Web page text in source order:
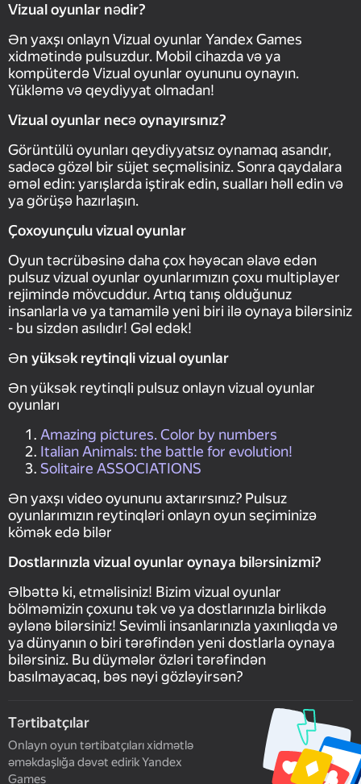
Vizual oyunlar nədir?
Ən yaxşı onlayn Vizual oyunlar Yandex Games
xidmətində pulsuzdur. Mobil cihazda və ya
kompüterdə Vizual oyunlar oyununu oynayın.
Yükləmə və qeydiyyat olmadan!
Vizual oyunlar necə oynayırsınız?
Görüntülü oyunları qeydiyyatsız oynamaq asandır,
sadəcə gözəl bir süjet seçməlisiniz. Sonra qaydalara
əməl edin: yarışlarda iştirak edin, sualları həll edin və
ya görüşə hazırlaşın.
Çoxoyunçulu vizual oyunlar
Oyun təcrübəsinə daha çox həyəcan əlavə edən
pulsuz vizual oyunlar oyunlarımızın çoxu multiplayer
rejimində mövcuddur. Artıq tanış olduğunuz
insanlarla və ya tamamilə yeni biri ilə oynaya bilərsiniz
- bu sizdən asılıdır! Gəl edək!
Ən yüksək reytinqli vizual oyunlar
Ən yüksək reytinqli pulsuz onlayn vizual oyunlar
oyunları
Amazing pictures. Color by numbers
Italian Animals: the battle for evolution!
Solitaire ASSOCIATIONS
Ən yaxşı video oyununu axtarırsınız? Pulsuz
oyunlarımızın reytinqləri onlayn oyun seçiminizə
kömək edə bilər
Dostlarınızla vizual oyunlar oynaya bilərsinizmi?
Əlbəttə ki, etməlisiniz! Bizim vizual oyunlar
bölməmizin çoxunu tək və ya dostlarınızla birlikdə
əylənə bilərsiniz! Sevimli insanlarınızla yaxınlıqda və
ya dünyanın o biri tərəfindən yeni dostlarla oynaya
bilərsiniz. Bu düymələr özləri tərəfindən
basılmayacaq, bəs nəyi gözləyirsən?
Tərtibatçılar
Onlayn oyun tərtibatçıları xidmətlə
əməkdaşlığa dəvət edirik Yandex
Games